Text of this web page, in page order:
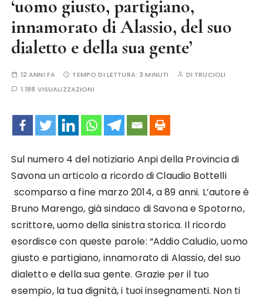
‘uomo giusto, partigiano,
innamorato di Alassio, del suo
dialetto e della sua gente’
12 ANNI FA TEMPO DI LETTURA: 3 MINUTI DI TRUCIOLI
1.188 VISUALIZZAZIONI
Sul numero 4 del notiziario Anpi della Provincia di
Savona un articolo a ricordo di Claudio Bottelli
scomparso a fine marzo 2014, a 89 anni. L’autore è
Bruno Marengo, già sindaco di Savona e Spotorno,
scrittore, uomo della sinistra storica. Il ricordo
esordisce con queste parole: “Addio Caludio, uomo
giusto e partigiano, innamorato di Alassio, del suo
dialetto e della sua gente. Grazie per il tuo
esempio, la tua dignità, i tuoi insegnamenti. Non ti